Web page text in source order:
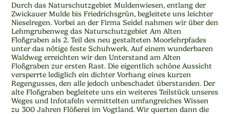
Durch das Naturschutzgebiet Muldenwiesen, entlang der
Zwickauer Mulde bis Friedrichsgrün, begleitete uns leichter
Nieselregen. Vorbei an der Firma Seidel nahmen wir über den
Lehmgrubenweg das Naturschutzgebiet Am Alten
Floßgraben als 2. Teil des neu gestalteten Moorlehrpfades
unter das nötige feste Schuhwerk. Auf einem wunderbaren
Waldweg erreichten wir den Unterstand am Alten
Floßgraben zur ersten Rast. Die eigentlich schöne Aussicht
versperrte lediglich ein dichter Vorhang eines kurzen
Regengusses, den alle jedoch unbeschadet überstanden. Der
alte Floßgraben begleitete uns ein weiteres Teilstück unseres
Weges und Infotafeln vermittelten umfangreiches Wissen
zu 300 Jahren Flößerei im Vogtland. Wir querten dann die